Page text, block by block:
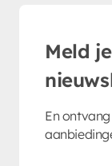
Meld
En